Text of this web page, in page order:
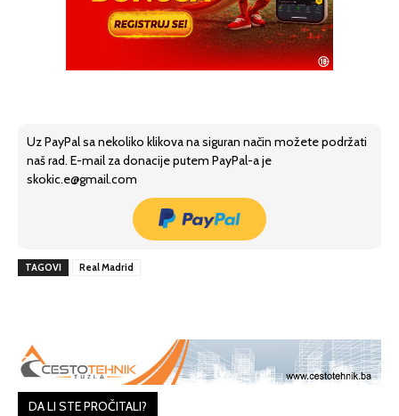
Uz PayPal sa nekoliko klikova na siguran način možete podržati
naš rad. E-mail za donacije putem PayPal-a je
skokic.e@gmail.com
TAGOVI Real Madrid
DA LI STE PROČITALI?